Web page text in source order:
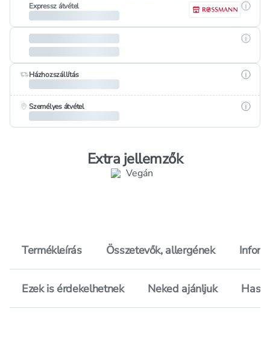
Expressz átvétel
Házhozszállítás
Személyes átvétel
Extra jellemzők
Termékleírás Összetevők, allergének
Ezek is érdekelhetnek Neked ajánljuk